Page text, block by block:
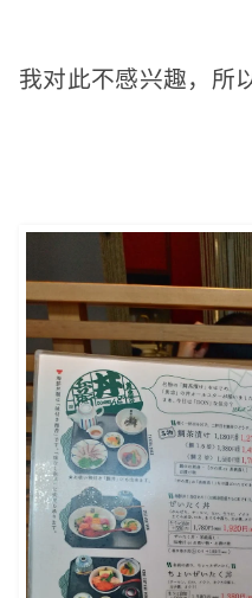
我对此不感兴趣，所